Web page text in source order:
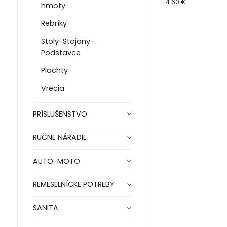
hmoty
Rebríky
Stoly-Stojany-
Podstavce
Plachty
Vrecia
PRÍSLUŠENSTVO
RUČNE NÁRADIE
AUTO-MOTO
REMESELNÍCKE POTREBY
SANITA